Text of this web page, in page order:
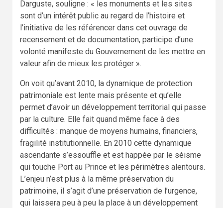
Darguste, souligne : « les monuments et les sites
sont d’un intérêt public au regard de l’histoire et
l’initiative de les référencer dans cet ouvrage de
recensement et de documentation, participe d’une
volonté manifeste du Gouvernement de les mettre en
valeur afin de mieux les protéger ».
On voit qu’avant 2010, la dynamique de protection
patrimoniale est lente mais présente et qu’elle
permet d’avoir un développement territorial qui passe
par la culture. Elle fait quand même face à des
difficultés : manque de moyens humains, financiers,
fragilité institutionnelle. En 2010 cette dynamique
ascendante s’essouffle et est happée par le séisme
qui touche Port au Prince et les périmètres alentours.
L’enjeu n’est plus à la même préservation du
patrimoine, il s’agit d’une préservation de l’urgence,
qui laissera peu à peu la place à un développement